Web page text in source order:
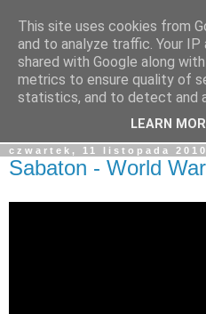
Różne zapiski dla
samego siebie.
czwartek, 11 listopada 2010
Sabaton - World
This site uses cookies from
and to analyze traffic. Your
shared with Google along
metrics to ensure quality of
statistics, and to detect and
LEARN